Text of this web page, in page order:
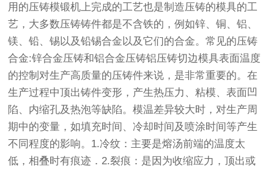
用的压铸模锻机上完成的工艺也是制造压铸的模具的工
艺，大多数压铸铸件都是不含铁的，例如锌、铜、铝、
镁、铅、锡以及铅锡合金以及它们的合金。常见的压铸
合金:锌合金压铸和铝合金压铸铝压铸切边模具表面温度
的控制对生产高质量的压铸件来说，是非常重要的。在
生产过程中顶出铸件变形，产生热压力、粘模、表面凹
陷、内缩孔及热泡等缺陷。模温差异较大时，对生产周
期中的变量，如填充时间、冷却时间及喷涂时间等产生
不同程度的影响。1.冷纹：主要是熔汤前端的温度太
低，相叠时有痕迹．2.裂痕：是因为收缩应力，顶出或